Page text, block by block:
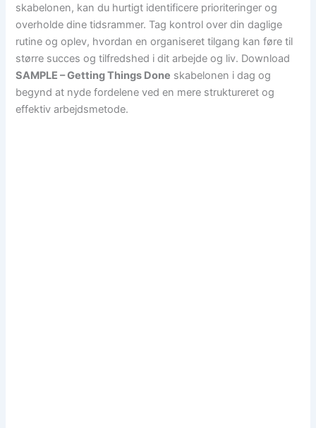
skabelonen, kan du hurtigt identificere prioriteringer og
overholde dine tidsrammer. Tag kontrol over din daglige
rutine og oplev, hvordan en organiseret tilgang kan føre til
større succes og tilfredshed i dit arbejde og liv. Download
SAMPLE – Getting Things Done skabelonen i dag og
begynd at nyde fordelene ved en mere struktureret og
effektiv arbejdsmetode.